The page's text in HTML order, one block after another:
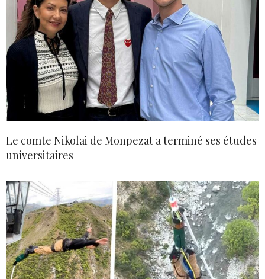
Le comte Nikolai de Monpezat a terminé ses études
universitaires